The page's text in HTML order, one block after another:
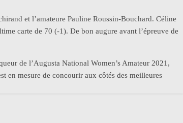
et l’amateure Pauline Roussin-Bouchard. Céline
carte de 70 (-1). De bon augure avant l’épreuve de
de l’Augusta National Women’s Amateur 2021,
en mesure de concourir aux côtés des meilleures